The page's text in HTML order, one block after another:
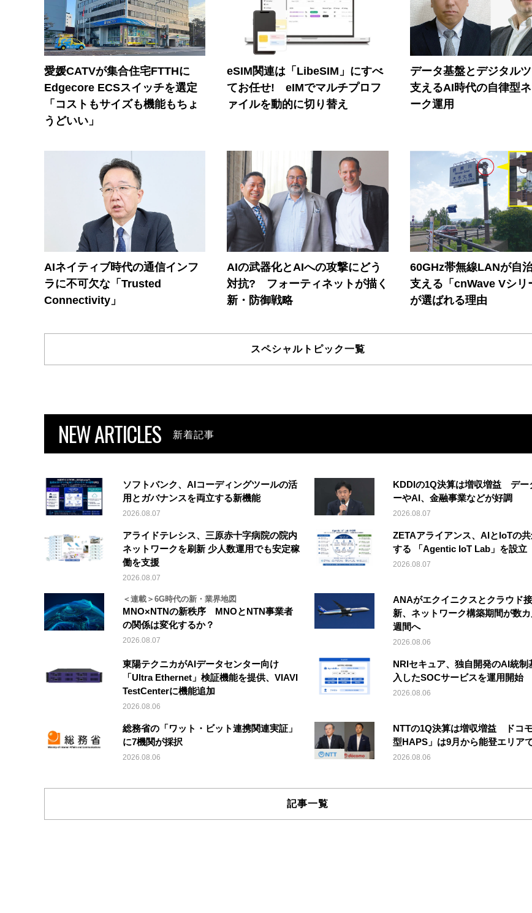
愛媛CATVが集合住宅FTTHに
Edgecore ECSスイッチを選定
「コストもサイズも機能もちょ
うどいい」
eSIM関連は「LibeSIM」にすべ
てお任せ! eIMでマルチプロフ
ァイルを動的に切り替え
データ基盤とデジタル
支えるAI時代の自律型
ーク運用
AIネイティブ時代の通信インフ
ラに不可欠な「Trusted
Connectivity」
AIの武器化とAIへの攻撃にどう
対抗? フォーティネットが描く
新・防御戦略
60GHz帯無線LANが自
支える「cnWave Vシリ
が選ばれる理由
スペシャルトピック一覧
NEW ARTICLES 新着記事
ソフトバンク、AIコーディングツールの活
用とガバナンスを両立する新機能
2026.08.07
KDDIの1Q決算は増収増益 デー
ーやAI、金融事業などが好調
2026.08.07
アライドテレシス、三原赤十字病院の院内
ネットワークを刷新 少人数運用でも安定稼
働を支援
2026.08.07
ZETAアライアンス、AIとIoTの
する 「Agentic IoT Lab」を設立
2026.08.07
＜連載＞6G時代の新・業界地図
MNO×NTNの新秩序 MNOとNTN事業者
の関係は変化するか？
2026.08.07
ANAがエクイニクスとクラウド
新、ネットワーク構築期間が数
週間へ
2026.08.06
東陽テクニカがAIデータセンター向け
「Ultra Ethernet」検証機能を提供、VIAVI
TestCenterに機能追加
2026.08.06
NRIセキュア、独自開発のAI統制
入したSOCサービスを運用開始
2026.08.06
総務省の「ワット・ビット連携関連実証」
に7機関が採択
2026.08.06
NTTの1Q決算は増収増益 ドコ
型HAPS」は9月から能登エリア
2026.08.06
記事一覧